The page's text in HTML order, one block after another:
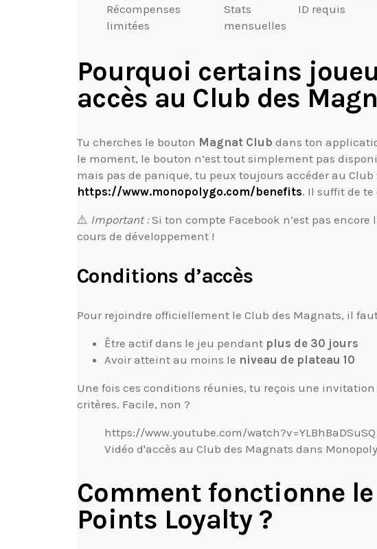
Récompenses
limitées
Stats
mensuelles
ID requis
Pourquoi certains
accès au Club des
Tu cherches le bouton Magnat Club dans ton
le moment, le bouton n’est tout simplement pas
mais pas de panique, tu peux toujours accéder au Club
https://www.monopolygo.com/benefits. Il suffit de
⚠️ Important :Si ton compte Facebook n’est pas
cours de développement !
Conditions d’accès
Pour rejoindre officiellement le Club des Magnats, il
Être actif dans le jeu pendant plus de 30 jours
Avoir atteint au moins le niveau de plateau 10
Une fois ces conditions réunies, tu reçois une
critères. Facile, non ?
https://www.youtube.com/watch?v=YLBhBaDSuSQ
Vidéo d'accès au Club des Magnats dans Monopoly
Comment fonctionne
Points Loyalty ?